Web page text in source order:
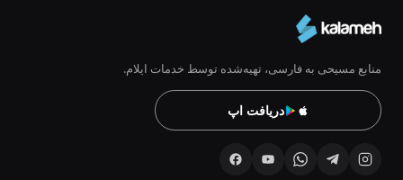
منابع مسیحی به فارسی، تهیه‌شده توسط خدمات ایلام.
دریافت اپ